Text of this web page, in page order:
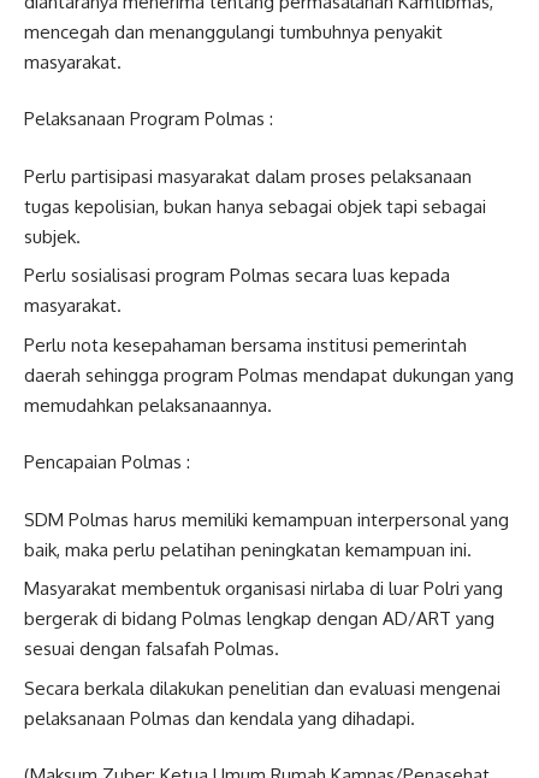
mencegah dan menanggulangi tumbuhnya penyakit
masyarakat.
Pelaksanaan Program Polmas :
Perlu partisipasi masyarakat dalam proses pelaksanaan
tugas kepolisian, bukan hanya sebagai objek tapi sebagai
subjek.
Perlu sosialisasi program Polmas secara luas kepada
masyarakat.
Perlu nota kesepahaman bersama institusi pemerintah
daerah sehingga program Polmas mendapat dukungan yang
memudahkan pelaksanaannya.
Pencapaian Polmas :
SDM Polmas harus memiliki kemampuan interpersonal yang
baik, maka perlu pelatihan peningkatan kemampuan ini.
Masyarakat membentuk organisasi nirlaba di luar Polri yang
bergerak di bidang Polmas lengkap dengan AD/ART yang
sesuai dengan falsafah Polmas.
Secara berkala dilakukan penelitian dan evaluasi mengenai
pelaksanaan Polmas dan kendala yang dihadapi.